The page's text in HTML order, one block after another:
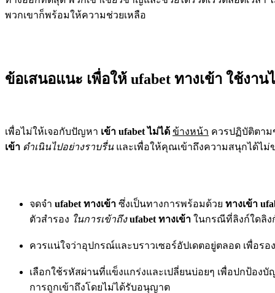
พวกเขาก็พร้อมให้ความช่วยเหลือ
ข้อเสนอแนะ เพื่อให้ ufabet ทางเข้า ใช้งา
เพื่อไม่ให้เจอกับปัญหา เข้า ufabetไม่ได้ ข้างหน้า ควรปฏิบัติตา
เข้า ดำเนินไปอย่างราบรื่น และเพื่อให้คุณเข้าถึงความสนุกได้ไม่
จดจำ ufabet ทางเข้า ซึ่งเป็นทางการพร้อมด้วย ทางเข้า
ตัวสำรอง ในการเข้าถึง ufabet ทางเข้า ในกรณีที่ลิงก์ใดลิ
ควรแน่ใจว่าอุปกรณ์และบราวเซอร์อัปเดตอยู่ตลอด เพื่อรอ
เลือกใช้รหัสผ่านที่แข็งแกร่งและเปลี่ยนบ่อยๆ เพื่อปกป้อง
การถูกเข้าถึงโดยไม่ได้รับอนุญาต